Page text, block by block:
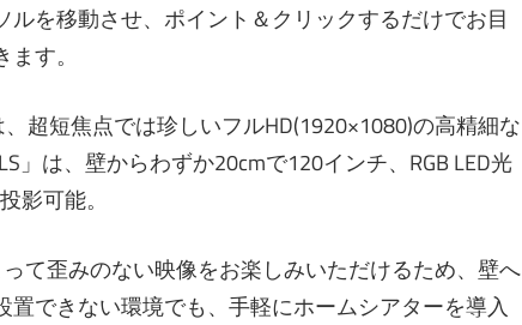
を移動させ、ポイント＆クリックするだけでお目
す。
超短焦点では珍しいフルHD(1920×1080)の高精細な
」は、壁からわずか20cmで120インチ、RGB LED光
影可能。
て歪みのない映像をお楽しみいただけるため、壁へ
できない環境でも、手軽にホームシアターを導入